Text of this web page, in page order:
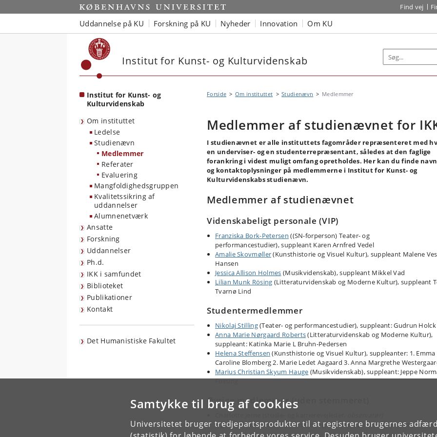
Samtykke til brug af cookies
Universitetet bruger tredjepartsprodukter til at registrere brugernes
Start Find vej
Uddannelse på KU Forskning på KU Nyheder Innovation Om KU
Institut for Kunst- og Kulturvidenskab
Institut for Kunst- og
Kulturvidenskab
Om instituttet
Ledelse
Studienævn
Medlemmer
Referater
Evaluering
Mangfoldighedsgruppen
Kvalitetssikring af
uddannelser
Alumnenetværk
Ansatte
Forskning
Uddannelser
Ph.d.
IKK i samfundet
Biblioteket
Publikationer
Kontakt
Det Humanistiske Fakultet
Forside Om instituttet Studienævn Medlemmer
Medlemmer af studienævnet for
I studienævnet er alle instituttets fagområder repræsenteret med
en underviser- og en studenterrepræsentant, således at den faglige
forankring i videst muligt omfang opretholdes. Her kan du finde
og kontaktoplysninger på medlemmerne i Institut for Kunst- og
Kulturvidenskabs studienævn.
Medlemmer af studienævnet
Videnskabeligt personale (VIP)
Franziska Bork-Petersen ((SN-forperson) Teater- og
performancestudier), suppleant Karen Arnfred Vedel
Amalie Skovmøller(Kunsthistorie og Visuel Kultur), suppleant Malene
Hansen
Jessica Allison Holmes (Musikvidenskab), suppleant Mikkel Vad
Lilian Munk Rösing (Litteraturvidenskab og Moderne Kultur), suppleant
Tvarnø Lind
Studentermedlemmer
Nikolaj Stilling(Teater- og performancestudier), suppleant: Gudrun Holck
Anna Marie Nørgaard Roberts(Litteraturvidenskab og Moderne Kultur),
suppleant: Katinka Marie L Bruhn-Pedersen
Helena Steffensen (Kunsthistorie og Visuel Kultur), suppleanter: 1. Emma
Caroline Blomberg 2. Marie Ledet Aagaard 3. Anna Margrethe
Marius Christian Skyum Hauge (Musikvidenskab), suppleant: Jeppe
Fussing
Øvrige medlemmer (uden stemmeret)
Signe DevikaChristensen (studie- og karrierevejleder,observatør)